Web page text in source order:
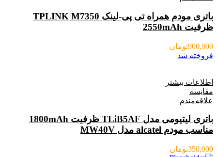
باتری مودم همراه تی پی-لینک TPLINK M7350
ظرفیت 2550mAh
900,000تومان
فروخته شد
اطلاعات بیشتر
مقایسه
علاقه‌مندم
باتری لیتیومی مدل TLiB5AF ظرفیت 1800mAh
مناسب مودم alcatel مدل MW40V
350,000تومان